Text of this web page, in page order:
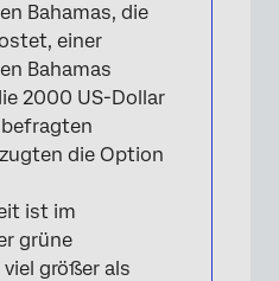
Bahamas, die
einer
Bahamas
2000 US-Dollar
die Option
ist im
grüne
größer als